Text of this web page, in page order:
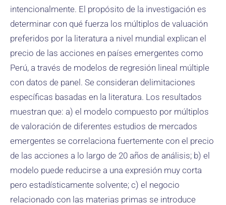
intencionalmente. El propósito de la investigación es
determinar con qué fuerza los múltiplos de valuación
preferidos por la literatura a nivel mundial explican el
precio de las acciones en países emergentes como
Perú, a través de modelos de regresión lineal múltiple
con datos de panel. Se consideran delimitaciones
específicas basadas en la literatura. Los resultados
muestran que: a) el modelo compuesto por múltiplos
de valoración de diferentes estudios de mercados
emergentes se correlaciona fuertemente con el precio
de las acciones a lo largo de 20 años de análisis; b) el
modelo puede reducirse a una expresión muy corta
pero estadísticamente solvente; c) el negocio
relacionado con las materias primas se introduce